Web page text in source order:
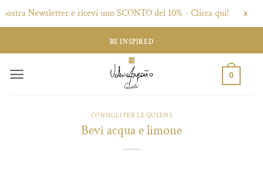
X
Newsletter e ricevi uno SCONTO del 10% - Clicca qui!
BE INSPIRED
0
CONSIGLI PER LE QUEENS
Bevi acqua e limone